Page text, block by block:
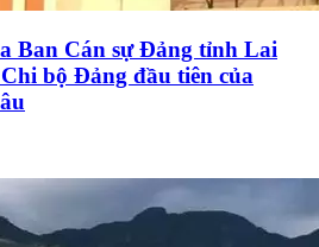
Ban Cán sự Đảng tỉnh Lai
bộ Đảng đầu tiên của